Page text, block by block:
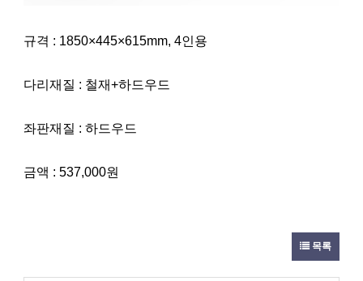
규격 : 1850×445×615mm, 4인용
다리재질 : 철재+하드우드
좌판재질 : 하드우드
금액 : 537,000원
목록